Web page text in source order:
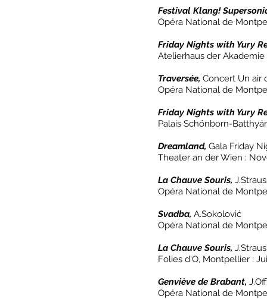
Festival Klang!
Opéra National de
Friday Nights with Yury
Atelierhaus der
Traversée, Concert Un air
Opéra National de
Friday Nights with Yury
Palais Schönborn-
Dreamland, Gala Friday
Theater an der Wien :
La Chauve Souris,
Opéra National de
Svadba, A.Sokolović
Opéra National de
La Chauve Souris,
Folies d'O, Montpellier :
Genviève de Brabant,
Opéra National de